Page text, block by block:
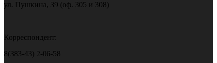
ул. Пушкина, 39 (оф. 305 и 308)
Корреспондент:
8(383-43) 2-06-58